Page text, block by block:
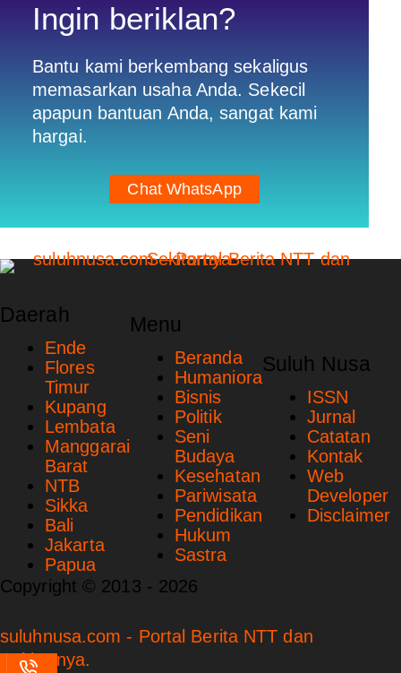
Ingin beriklan?
Bantu kami berkembang sekaligus
memasarkan usaha Anda. Sekecil
apapun bantuan Anda, sangat kami
hargai.
Chat WhatsApp
Daerah
Ende
Flores
Timur
Kupang
Lembata
Manggarai
Barat
NTB
Sikka
Bali
Jakarta
Papua
Menu
Beranda
Humaniora
Bisnis
Politik
Seni
Budaya
Kesehatan
Pariwisata
Pendidikan
Hukum
Sastra
Suluh Nusa
ISSN
Jurnal
Catatan
Kontak
Web
Developer
Disclaimer
Copyright © 2013 - 2026
suluhnusa.com - Portal Berita NTT dan
Sekitarnya.